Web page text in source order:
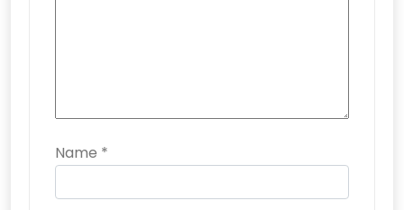
Name *